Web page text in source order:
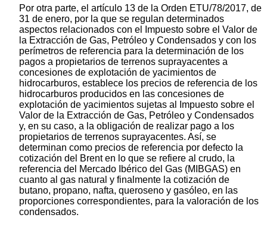
Por otra parte, el artículo 13 de la Orden ETU/78/2017, de
31 de enero, por la que se regulan determinados
aspectos relacionados con el Impuesto sobre el Valor de
la Extracción de Gas, Petróleo y Condensados y con los
perímetros de referencia para la determinación de los
pagos a propietarios de terrenos suprayacentes a
concesiones de explotación de yacimientos de
hidrocarburos, establece los precios de referencia de los
hidrocarburos producidos en las concesiones de
explotación de yacimientos sujetas al Impuesto sobre el
Valor de la Extracción de Gas, Petróleo y Condensados
y, en su caso, a la obligación de realizar pago a los
propietarios de terrenos suprayacentes. Así, se
determinan como precios de referencia por defecto la
cotización del Brent en lo que se refiere al crudo, la
referencia del Mercado Ibérico del Gas (MIBGAS) en
cuanto al gas natural y finalmente la cotización de
butano, propano, nafta, queroseno y gasóleo, en las
proporciones correspondientes, para la valoración de los
condensados.